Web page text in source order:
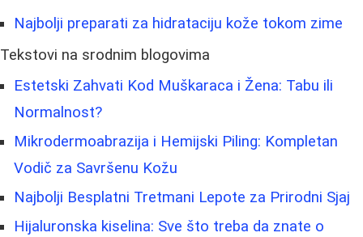
Najbolji preparati za hidrataciju kože tokom zime
Tekstovi na srodnim blogovima
Estetski Zahvati Kod Muškaraca i Žena: Tabu ili
Normalnost?
Mikrodermoabrazija i Hemijski Piling: Kompletan
Vodič za Savršenu Kožu
Najbolji Besplatni Tretmani Lepote za Prirodni Sjaj
Hijaluronska kiselina: Sve što treba da znate o